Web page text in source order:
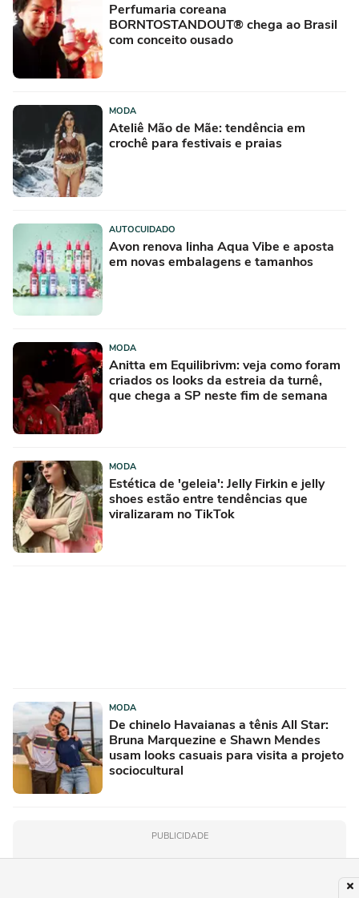
Perfumaria coreana
BORNTOSTANDOUT® chega ao Brasil
com conceito ousado
MODA
Ateliê Mão de Mãe: tendência em
crochê para festivais e praias
AUTOCUIDADO
Avon renova linha Aqua Vibe e aposta
em novas embalagens e tamanhos
MODA
Anitta em Equilibrivm: veja como foram
criados os looks da estreia da turnê,
que chega a SP neste fim de semana
MODA
Estética de 'geleia': Jelly Firkin e jelly
shoes estão entre tendências que
viralizaram no TikTok
MODA
De chinelo Havaianas a tênis All Star:
Bruna Marquezine e Shawn Mendes
usam looks casuais para visita a projeto
sociocultural
PUBLICIDADE